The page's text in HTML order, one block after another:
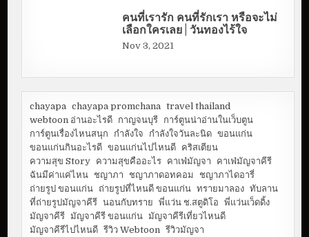
คนที่เรารัก คนที่รักเรา หรือจะไม่
เลือกใครเลย | วันทองไร้ใจ
Nov 3, 2021
chayapa chayapa promchana
travel thailand
webtoon อ่านอะไรดี กาญจนบุรี การ์ตูนน่าอ่านในเว็บตูน
การ์ตูนเรื่องไหนสนุก
กำลังใจ กำลังใจวันละนิด ขอนแก่น
ขอนแก่นกินอะไรดี ขอนแก่นไปไหนดี คริสเตียน
ความสุข Story ความสุขคืออะไร คาเฟ่มัญจา
คาเฟ่มัญจาคีรี
ฉันมีค่าแค่ไหน ชญาภา ชญาภาดอทคอม
ชญาภาไดอารี่
ถ่ายรูป ขอนแก่น ถ่ายรูปที่ไหนดี ขอนแก่น ทรายมาลอง ทับลาน
ที่ถ่ายรูปมัญจาคีรี นอนกับทราย พี่แว่น ช.สตูดิโอ
พี่แว่นเว็ดดิ้ง
มัญจาคีรี มัญจาคีรี ขอนแก่น มัญจาคีรีเที่ยวไหนดี
มัญจาคีรีไปไหนดี รีวิว Webtoon
รีวิวมัญจา